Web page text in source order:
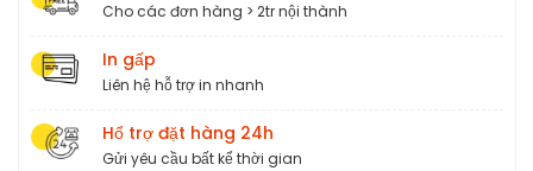
Cho các đơn hàng > 2tr nội thành
In gấp
Liên hệ hỗ trợ in nhanh
Hổ trợ đặt hàng 24h
Gửi yêu cầu bất kể thời gian